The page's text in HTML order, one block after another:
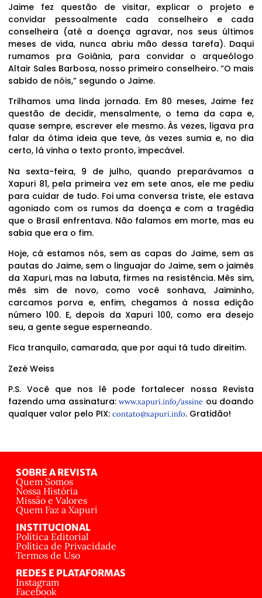
Jaime fez questão de visitar, explicar o projeto e
convidar pessoalmente cada conselheiro e cada
conselheira (até a doença agravar, nos seus últimos
meses de vida, nunca abriu mão dessa tarefa). Daqui
rumamos pra Goiânia, para convidar o arqueólogo
Altair Sales Barbosa, nosso primeiro conselheiro. “O mais
sabido de nóis,” segundo o Jaime.
Trilhamos uma linda jornada. Em 80 meses, Jaime fez
questão de decidir, mensalmente, o tema da capa e,
quase sempre, escrever ele mesmo. Às vezes, ligava pra
falar da ótima ideia que teve, às vezes sumia e, no dia
certo, lá vinha o texto pronto, impecável.
Na sexta-feira, 9 de julho, quando preparávamos a
Xapuri 81, pela primeira vez em sete anos, ele me pediu
para cuidar de tudo. Foi uma conversa triste, ele estava
agoniado com os rumos da doença e com a tragédia
que o Brasil enfrentava. Não falamos em morte, mas eu
sabia que era o fim.
Hoje, cá estamos nós, sem as capas do Jaime, sem as
pautas do Jaime, sem o linguajar do Jaime, sem o jaimês
da Xapuri, mas na labuta, firmes na resistência. Mês sim,
mês sim de novo, como você sonhava, Jaiminho,
carcamos porva e, enfim, chegamos à nossa edição
número 100. E, depois da Xapuri 100, como era desejo
seu, a gente segue esperneando.
Fica tranquilo, camarada, que por aqui tá tudo direitim.
Zezé Weiss
P.S. Você que nos lê pode fortalecer nossa Revista
fazendo uma assinatura:www.xapuri.info/assine ou doando
qualquer valor pelo PIX: contato@xapuri.info. Gratidão!
SOBRE A REVISTA
Quem Somos
Nossa História
Missão e Valores
Quem Faz a Xapuri
INSTITUCIONAL
Política Editorial
Política de Privacidade
Termos de Uso
REDES E PLATAFORMAS
Instagram
Facebook